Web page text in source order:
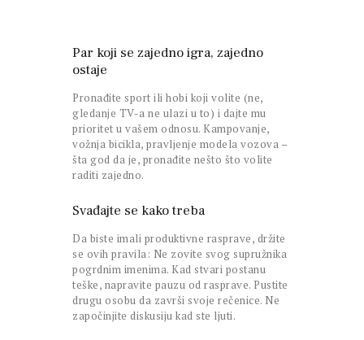
Par koji se zajedno igra, zajedno
ostaje
Pronađite sport ili hobi koji volite (ne,
gledanje TV-a ne ulazi u to) i dajte mu
prioritet u vašem odnosu. Kampovanje,
vožnja bicikla, pravljenje modela vozova –
šta god da je, pronađite nešto što volite
raditi zajedno.
Svađajte se kako treba
Da biste imali produktivne rasprave, držite
se ovih pravila: Ne zovite svog supružnika
pogrdnim imenima. Kad stvari postanu
teške, napravite pauzu od rasprave. Pustite
drugu osobu da završi svoje rečenice. Ne
započinjite diskusiju kad ste ljuti.